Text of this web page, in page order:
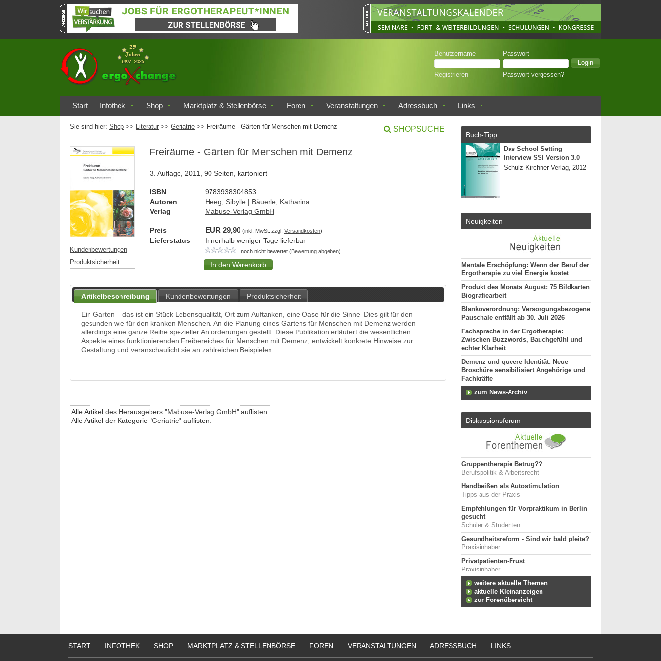
Benutzername Passwort
Registrieren Passwort vergessen?
Start Infothek Shop Marktplatz & Stellenbörse Foren Veranstaltungen Adressbuch Links
Sie sind hier: Shop >> Literatur >> Geriatrie >> Freiräume - Gärten für Menschen mit Demenz SHOPSUCHE
Kundenbewertungen
Produktsicherheit
Freiräume - Gärten für Menschen mit Demenz
3. Auflage, 2011, 90 Seiten, kartoniert
ISBN
9783938304853
Autoren
Heeg, Sibylle | Bäuerle, Katharina
Verlag
Mabuse-Verlag GmbH
Preis EUR 29,90 (inkl. MwSt. zzgl. Versandkosten)
Lieferstatus Innerhalb weniger Tage lieferbar
noch nicht bewertet (Bewertung abgeben)
Artikelbeschreibung Kundenbewertungen Produktsicherheit
Ein Garten – das ist ein Stück Lebensqualität, Ort zum Auftanken, eine Oase für die Sinne. Dies gilt für den
gesunden wie für den kranken Menschen. An die Planung eines Gartens für Menschen mit Demenz werden
allerdings eine ganze Reihe spezieller Anforderungen gestellt. Diese Publikation erläutert die wesentlichen
Aspekte eines funktionierenden Freibereiches für Menschen mit Demenz, entwickelt konkrete Hinweise zur
Gestaltung und veranschaulicht sie an zahlreichen Beispielen.
Alle Artikel des Herausgebers "Mabuse-Verlag GmbH" auflisten.
Alle Artikel der Kategorie "Geriatrie" auflisten.
Buch-Tipp
Das School Setting
Interview SSI Version 3.0
Schulz-Kirchner Verlag, 2012
Neuigkeiten
Mentale Erschöpfung: Wenn der Beruf der
Ergotherapie zu viel Energie kostet
Produkt des Monats August: 75 Bildkarten
Biografiearbeit
Blankoverordnung: Versorgungsbezogene
Pauschale entfällt ab 30. Juli 2026
Fachsprache in der Ergotherapie:
Zwischen Buzzwords, Bauchgefühl und
echter Klarheit
Demenz und queere Identität: Neue
Broschüre sensibilisiert Angehörige und
Fachkräfte
zum News-Archiv
Diskussionsforum
Gruppentherapie Betrug??
Berufspolitik & Arbeitsrecht
Handbeißen als Autostimulation
Tipps aus der Praxis
Empfehlungen für Vorpraktikum in Berlin
gesucht
Schüler & Studenten
Gesundheitsreform - Sind wir bald pleite?
Praxisinhaber
Privatpatienten-Frust
Praxisinhaber
weitere aktuelle Themen
aktuelle Kleinanzeigen
zur Forenübersicht
START INFOTHEK SHOP MARKTPLATZ & STELLENBÖRSE FOREN VERANSTALTUNGEN ADRESSBUCH LINKS